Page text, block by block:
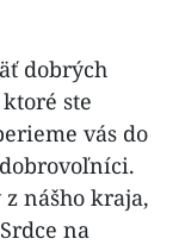
dobrých
ste
vás do
nášho kraja,
na